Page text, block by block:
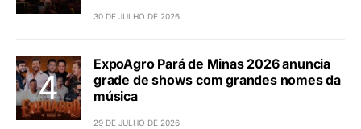
30 DE JULHO DE 2026
ExpoAgro Pará de Minas 2026 anuncia
grade de shows com grandes nomes da
música
29 DE JULHO DE 2026